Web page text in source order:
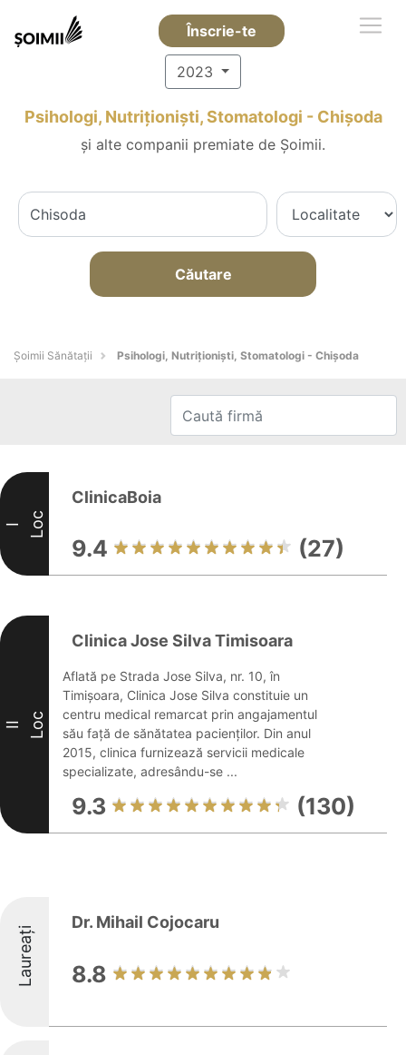
Înscrie-te
2023
Psihologi, Nutriționiști, Stomatologi - Chişoda
și alte companii premiate de Șoimii.
Căutare
Şoimii Sănătații Psihologi, Nutriționiști, Stomatologi - Chişoda
I Loc
ClinicaBoia
9.4 (27)
II Loc
Clinica Jose Silva Timisoara
Aflată pe Strada Jose Silva, nr. 10, în
Timișoara, Clinica Jose Silva constituie un
centru medical remarcat prin angajamentul
său față de sănătatea pacienților. Din anul
2015, clinica furnizează servicii medicale
specializate, adresându-se ...
9.3 (130)
Laureați
Dr. Mihail Cojocaru
8.8